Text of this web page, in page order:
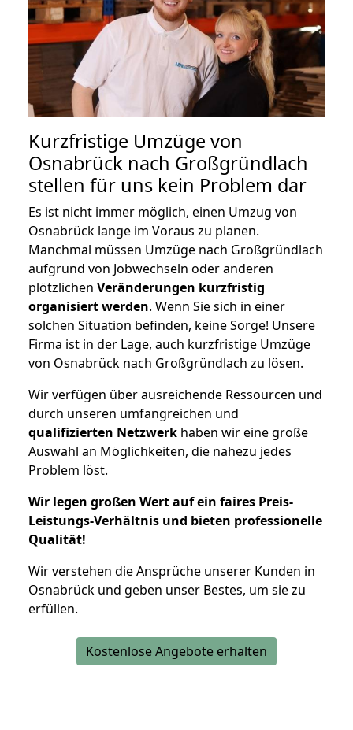
Kurzfristige Umzüge von
Osnabrück nach Großgründlach
stellen für uns kein Problem dar
Es ist nicht immer möglich, einen Umzug von
Osnabrück lange im Voraus zu planen.
Manchmal müssen Umzüge nach Großgründlach
aufgrund von Jobwechseln oder anderen
plötzlichen Veränderungen kurzfristig
organisiert werden. Wenn Sie sich in einer
solchen Situation befinden, keine Sorge! Unsere
Firma ist in der Lage, auch kurzfristige Umzüge
von Osnabrück nach Großgründlach zu lösen.
Wir verfügen über ausreichende Ressourcen und
durch unseren umfangreichen und
qualifizierten Netzwerk haben wir eine große
Auswahl an Möglichkeiten, die nahezu jedes
Problem löst.
Wir legen großen Wert auf ein faires Preis-
Leistungs-Verhältnis und bieten professionelle
Qualität!
Wir verstehen die Ansprüche unserer Kunden in
Osnabrück und geben unser Bestes, um sie zu
erfüllen.
Kostenlose Angebote erhalten